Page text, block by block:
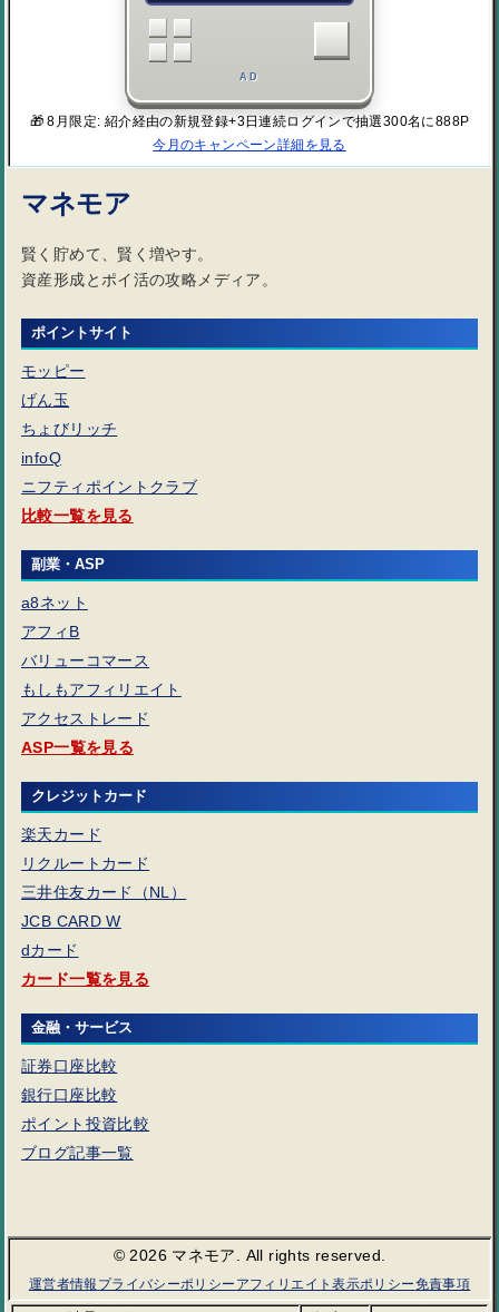
AD
🎁 8月限定: 紹介経由の新規登録+3日連続ログインで抽選300名に888P
今月のキャンペーン詳細を見る
マネモア
賢く貯めて、賢く増やす。
資産形成とポイ活の攻略メディア。
ポイントサイト
モッピー
げん玉
ちょびリッチ
infoQ
ニフティポイントクラブ
比較一覧を見る
副業・ASP
a8ネット
アフィB
バリューコマース
もしもアフィリエイト
アクセストレード
ASP一覧を見る
クレジットカード
楽天カード
リクルートカード
三井住友カード（NL）
JCB CARD W
dカード
カード一覧を見る
金融・サービス
証券口座比較
銀行口座比較
ポイント投資比較
ブログ記事一覧
© 2026 マネモア. All rights reserved.
運営者情報 プライバシーポリシー アフィリエイト表示ポリシー免責事項